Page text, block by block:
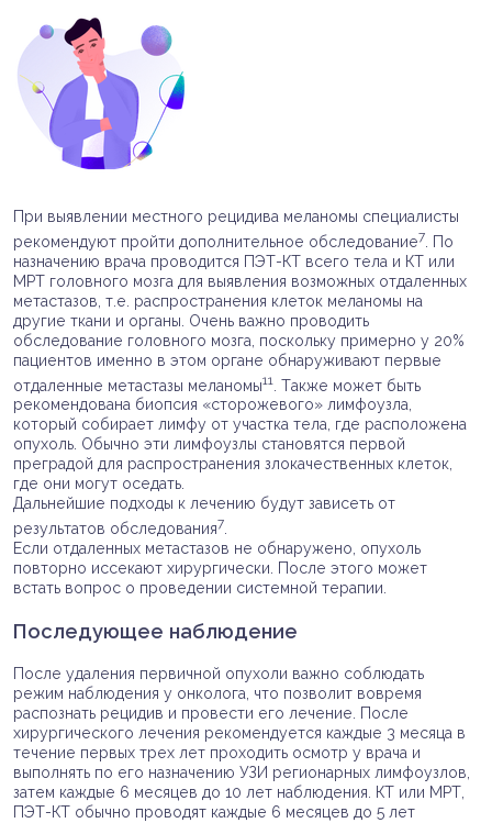
При выявлении местного рецидива меланомы специалисты
рекомендуют пройти дополнительное обследование7 . По
назначению врача проводится ПЭТ-КТ всего тела и КТ или
МРТ головного мозга для выявления возможных отдаленных
метастазов, т.е. распространения клеток меланомы на
другие ткани и органы. Очень важно проводить
обследование головного мозга, поскольку примерно у 20%
пациентов именно в этом органе обнаруживают первые
отдаленные метастазы меланомы11
. Также может быть
рекомендована биопсия «сторожевого» лимфоузла,
который собирает лимфу от участка тела, где расположена
опухоль. Обычно эти лимфоузлы становятся первой
преградой для распространения злокачественных клеток,
где они могут оседать.
Дальнейшие подходы к лечению будут зависеть от
результатов обследования7
Если отдаленных метастазов не обнаружено, опухоль
повторно иссекают хирургически. После этого может
встать вопрос о проведении системной терапии.
Последующее наблюдение
После удаления первичной опухоли важно соблюдать
режим наблюдения у онколога, что позволит вовремя
распознать рецидив и провести его лечение. После
хирургического лечения рекомендуется каждые 3 месяца в
течение первых трех лет проходить осмотр у врача и
выполнять по его назначению УЗИ регионарных лимфоузлов,
затем каждые 6 месяцев до 10 лет наблюдения. КТ или МРТ,
ПЭТ-КТ обычно проводят каждые 6 месяцев до 5 лет